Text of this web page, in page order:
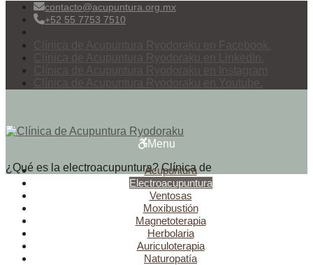
contacto@acupuntura.org.mx
+52 55 7753 7510
Clínica de Acupuntura Ryodoraku en Facebook.
Clínica de Acupuntura Ryodoraku en LinkedIn.
Clínica de Acupuntura Ryodoraku en Instagram
Clínica de Acupuntura Ryodoraku en Youtube.
Menu
¿Qué es la electroacupuntura? Clínica de
Acupuntura
Electroacupuntura
Ventosas
Moxibustión
Magnetoterapia
Herbolaria
Auriculoterapia
Naturopatía